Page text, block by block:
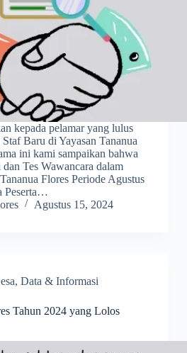
kepada pelamar yang lulus
Baru di Yayasan Tananua
ini kami sampaikan bahwa
Tes Wawancara dalam
Flores Periode Agustus
Peserta…
Agustus 15, 2024
, Data & Informasi
Tahun 2024 yang Lolos